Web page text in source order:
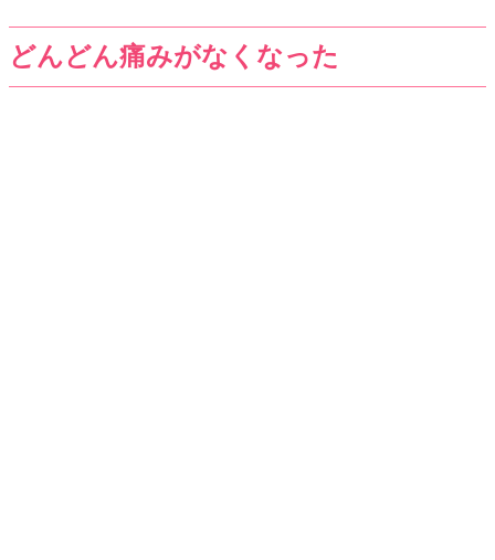
どんどん痛みがなくなった